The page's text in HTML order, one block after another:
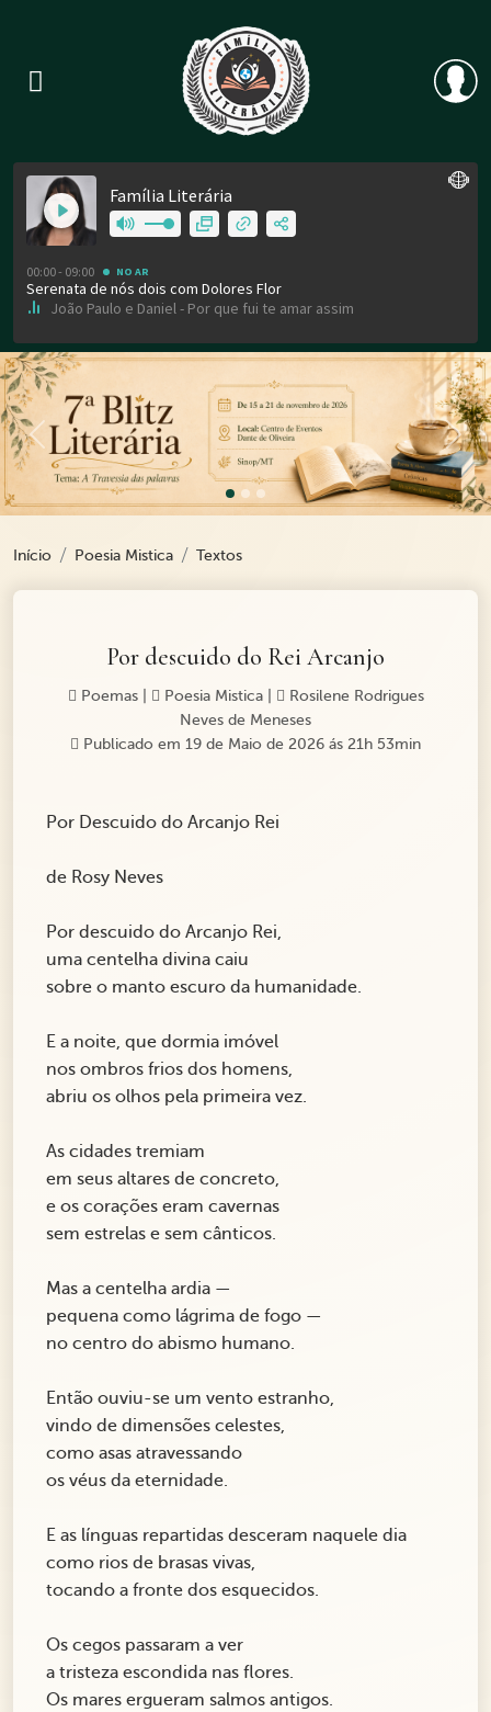
Previous
Início Poesia Mistica Textos
Por descuido do Rei Arcanjo
Poemas| Poesia Mistica|
Rosilene Rodrigues
Neves de Meneses
Publicado em 19 de Maio de 2026 ás 21h 53min
Por Descuido do Arcanjo Rei
de Rosy Neves
Por descuido do Arcanjo Rei,
uma centelha divina caiu
sobre o manto escuro da humanidade.
E a noite, que dormia imóvel
nos ombros frios dos homens,
abriu os olhos pela primeira vez.
As cidades tremiam
em seus altares de concreto,
e os corações eram cavernas
sem estrelas e sem cânticos.
Mas a centelha ardia —
pequena como lágrima de fogo —
no centro do abismo humano.
Então ouviu-se um vento estranho,
vindo de dimensões celestes,
como asas atravessando
os véus da eternidade.
E as línguas repartidas desceram naquele dia
como rios de brasas vivas,
tocando a fronte dos esquecidos.
Os cegos passaram a ver
a tristeza escondida nas flores.
Os mares ergueram salmos antigos.